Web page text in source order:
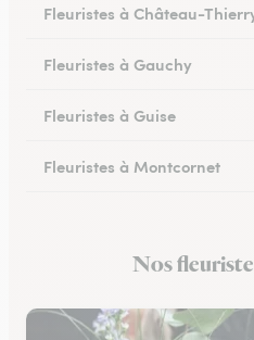
Fleuristes à Château-
Fleuristes à Gauchy
Fleuristes à Guise
Fleuristes à Montcornet
Fleuristes à Chauny
Nos